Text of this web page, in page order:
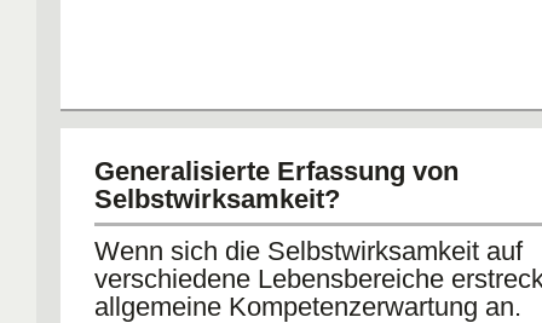
Generalisierte Erfassung von
Selbstwirksamkeit?
Wenn sich die Selbstwirksamkeit auf
verschiedene Lebensbereiche
allgemeine Kompetenzerwartung an.